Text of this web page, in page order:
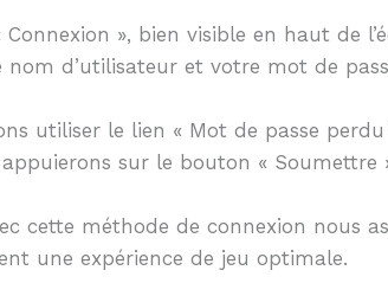
», bien visible en haut de
nom d’utilisateur et votre mot de
utiliser le lien « Mot de passe
sur le bouton « Soumettre
cette méthode de connexion nous
une expérience de jeu optimale.